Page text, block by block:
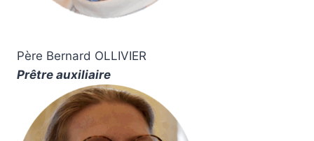
Père Bernard OLLIVIER
Prêtre auxiliaire